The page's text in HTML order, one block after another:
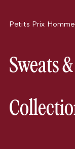
Petits Prix Homme
Sweats